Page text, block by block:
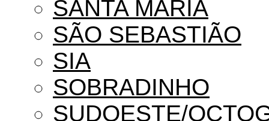
SANTA MARIA
SÃO SEBASTIÃO
SIA
SOBRADINHO
SUDOESTE/